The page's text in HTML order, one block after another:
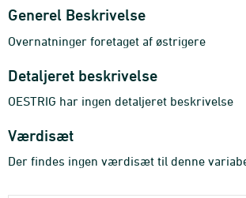
Generel Beskrivelse
Overnatninger foretaget af østrigere
Detaljeret beskrivelse
OESTRIG har ingen detaljeret beskrivelse
Værdisæt
Der findes ingen værdisæt til denne